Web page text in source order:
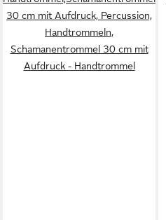
30 cm mit Aufdruck, Percussion,
Handtrommeln,
Schamanentrommel 30 cm mit
Aufdruck - Handtrommel